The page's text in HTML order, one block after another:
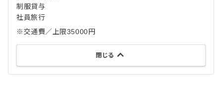
制服貸与
社員旅行
※交通費／上限35000円
閉じる